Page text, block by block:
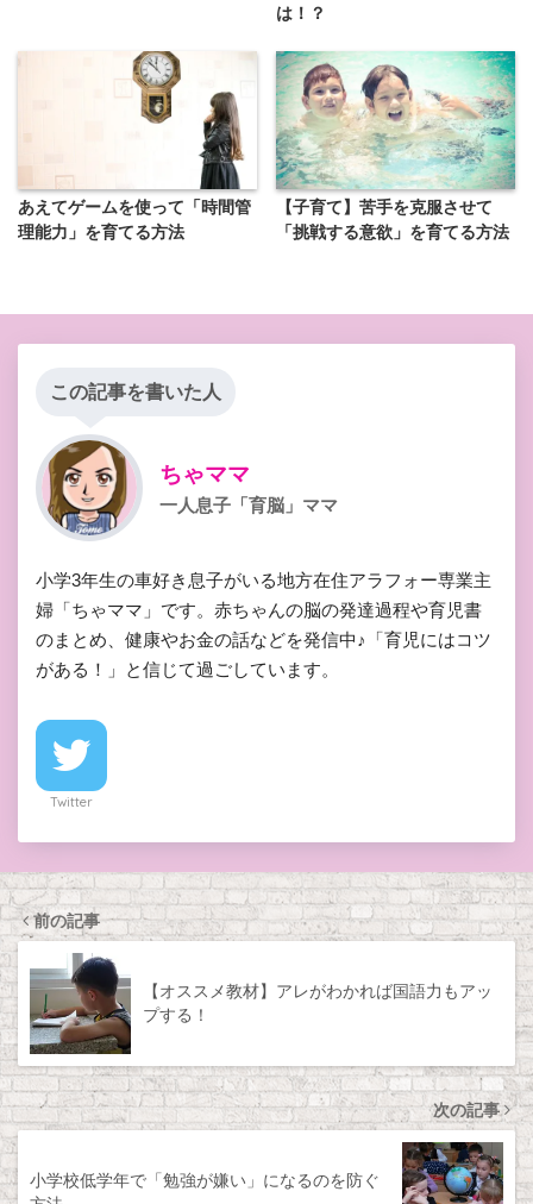
は！？
あえてゲームを使って「時間管
理能力」を育てる方法
【子育て】苦手を克服させて
「挑戦する意欲」を育てる方法
この記事を書いた人
ちゃママ
一人息子「育脳」ママ
小学3年生の車好き息子がいる地方在住アラフォー専業主
婦「ちゃママ」です。赤ちゃんの脳の発達過程や育児書
のまとめ、健康やお金の話などを発信中♪「育児にはコツ
がある！」と信じて過ごしています。
Twitter
前の記事
【オススメ教材】アレがわかれば国語力もアッ
プする！
次の記事
小学校低学年で「勉強が嫌い」になるのを防ぐ